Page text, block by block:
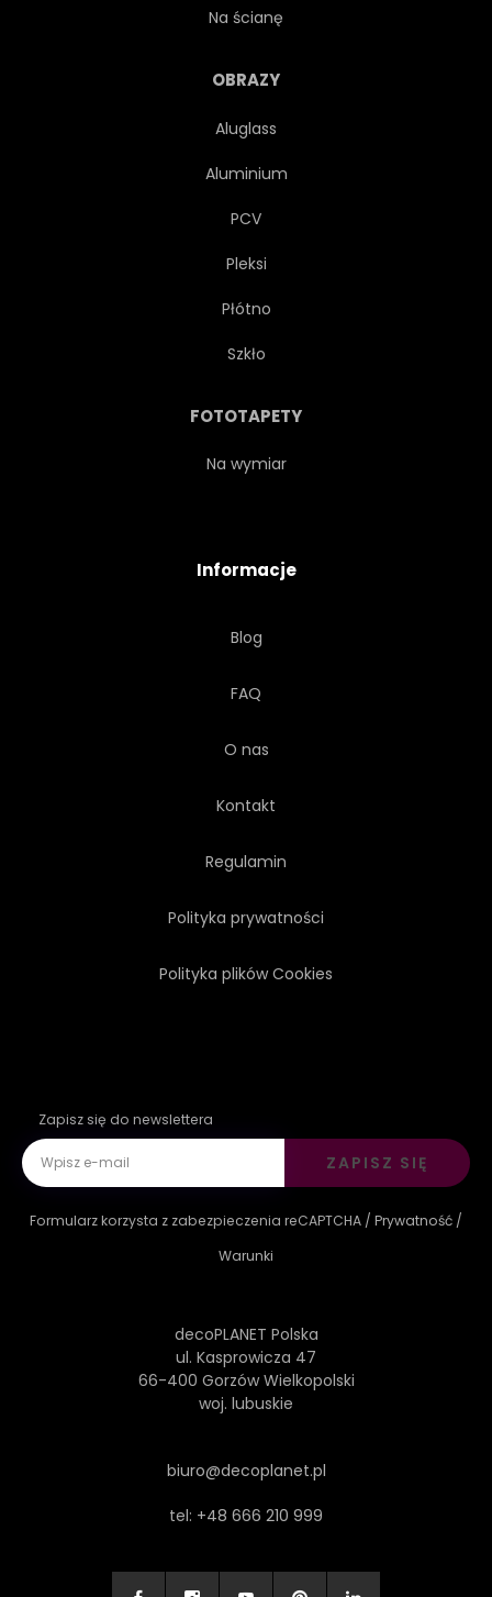
Na ścianę
OBRAZY
Aluglass
Aluminium
PCV
Pleksi
Płótno
Szkło
FOTOTAPETY
Na wymiar
Informacje
Blog
FAQ
O nas
Kontakt
Regulamin
Polityka prywatności
Polityka plików Cookies
Zapisz się do newslettera
ZAPISZ SIĘ
Formularz korzysta z zabezpieczenia reCAPTCHA / Prywatność /
Warunki
decoPLANET Polska
ul. Kasprowicza 47
66-400 Gorzów Wielkopolski
woj. lubuskie
biuro@decoplanet.pl
tel: +48 666 210 999